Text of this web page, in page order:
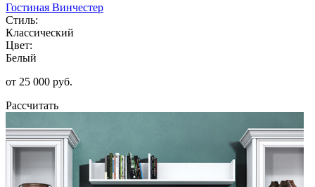
Гостиная Винчестер
Стиль:
Классический
Цвет:
Белый
от 25 000 руб.
Рассчитать